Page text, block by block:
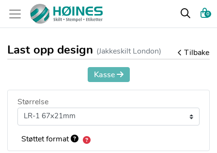
0
Last opp design (Jakkeskilt London) Tilbake
Kasse
Størrelse
Støttet format